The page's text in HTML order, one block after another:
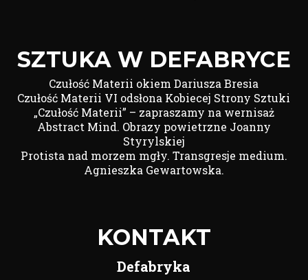
SZTUKA W DEFABRYCE
Czułość Materii okiem Dariusza Bresia
Czułość Materii VI odsłona Kobiecej Strony Sztuki
„Czułość Materii” – zapraszamy na wernisaż
Abstract Mind. Obrazy powietrzne Joanny
Styrylskiej
Protista nad morzem mgły. Transgresje medium.
Agnieszka Gewartowska.
KONTAKT
Defabryka